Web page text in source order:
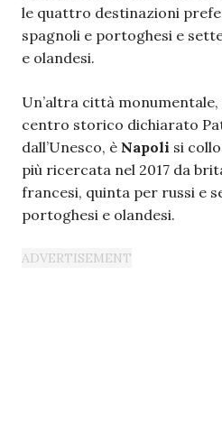
le quattro destinazioni
spagnoli e portoghesi e
e olandesi.
Un’altra città
centro storico dichiarato
dall’Unesco, è Napoli si
più ricercata nel 2017 da
francesi, quinta per russi e
portoghesi e olandesi.